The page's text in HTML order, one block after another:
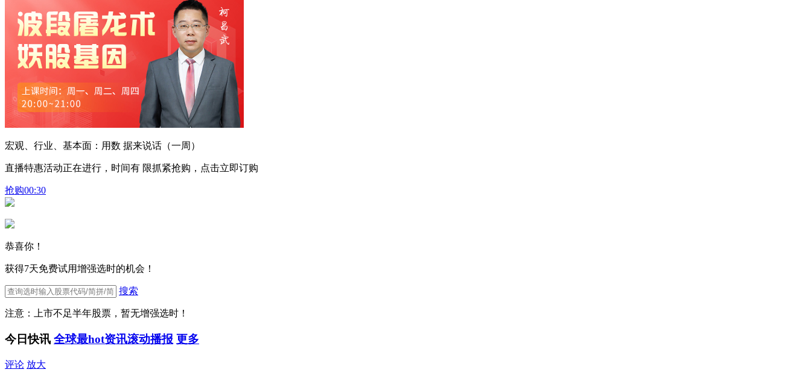
宏观、行业、基本面：用数 据来说话（一周）
直播特惠活动正在进行，时间有 限抓紧抢购，点击立即订购
抢购00:30
恭喜你！
获得7天免费试用增强选时的机会！
搜索
注意：上市不足半年股票，暂无增强选时！
今日快讯 全球最hot资讯滚动播报 更多
评论 放大